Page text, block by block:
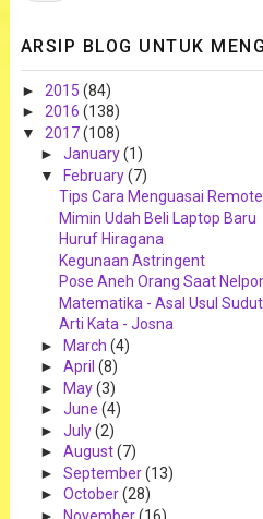
ARSIP BLOG UNTUK
► 2015 (84)
► 2016 (138)
▼ 2017(108)
► January(1)
▼ February(7)
Tips Cara Menguasai
Mimin Udah Beli Laptop Baru
Huruf Hiragana
Kegunaan Astringent
Pose Aneh Orang Saat
Matematika - Asal Usul
Arti Kata - Josna
► March (4)
► April (8)
► May(3)
► June (4)
► July(2)
► August(7)
► September(13)
► October(28)
► November(16)